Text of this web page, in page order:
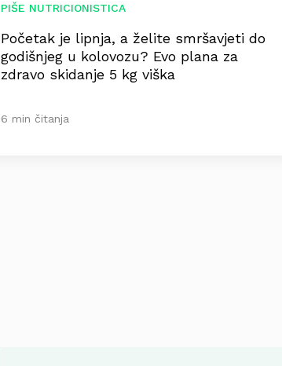
PIŠE NUTRICIONISTICA
Početak je lipnja, a želite smršavjeti do
godišnjeg u kolovozu? Evo plana za
zdravo skidanje 5 kg viška
6 min čitanja